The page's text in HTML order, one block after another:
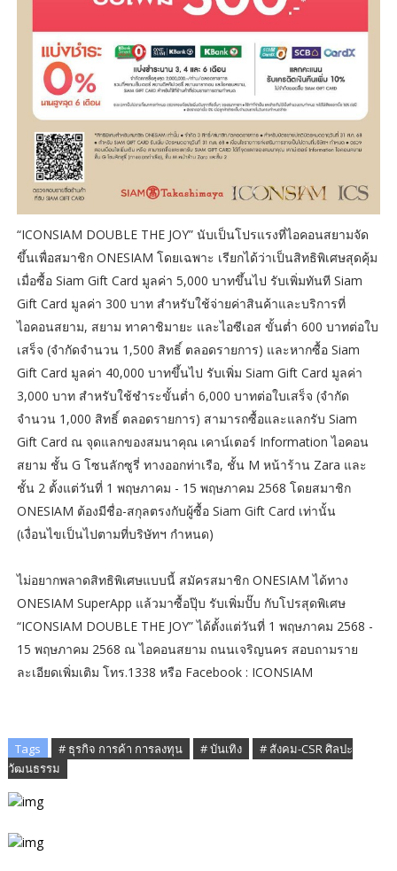
“ICONSIAM DOUBLE THE JOY” นับเป็นโปรแรงที่ไอคอนสยามจัด
ขึ้นเพื่อสมาชิก ONESIAM โดยเฉพาะ เรียกได้ว่าเป็นสิทธิพิเศษสุดคุ้ม
เมื่อซื้อ Siam Gift Card มูลค่า 5,000 บาทขึ้นไป รับเพิ่มทันที Siam
Gift Card มูลค่า 300 บาท สำหรับใช้จ่ายค่าสินค้าและบริการที่
ไอคอนสยาม, สยาม ทาคาชิมายะ และไอซีเอส ขั้นต่ำ 600 บาทต่อใบ
เสร็จ (จำกัดจำนวน 1,500 สิทธิ์ ตลอดรายการ) และหากซื้อ Siam
Gift Card มูลค่า 40,000 บาทขึ้นไป รับเพิ่ม Siam Gift Card มูลค่า
3,000 บาท สำหรับใช้ชำระขั้นต่ำ 6,000 บาทต่อใบเสร็จ (จำกัด
จำนวน 1,000 สิทธิ์ ตลอดรายการ) สามารถซื้อและแลกรับ Siam
Gift Card ณ จุดแลกของสมนาคุณ เคาน์เตอร์ Information ไอคอน
สยาม ชั้น G โซนลักซูรี่ ทางออกท่าเรือ, ชั้น M หน้าร้าน Zara และ
ชั้น 2 ตั้งแต่วันที่ 1 พฤษภาคม - 15 พฤษภาคม 2568 โดยสมาชิก
ONESIAM ต้องมีชื่อ-สกุลตรงกับผู้ซื้อ Siam Gift Card เท่านั้น
(เงื่อนไขเป็นไปตามที่บริษัทฯ กำหนด)
ไม่อยากพลาดสิทธิพิเศษแบบนี้ สมัครสมาชิก ONESIAM ได้ทาง
ONESIAM SuperApp แล้วมาซื้อปุ๊บ รับเพิ่มปั๊บ กับโปรสุดพิเศษ
“ICONSIAM DOUBLE THE JOY” ได้ตั้งแต่วันที่ 1 พฤษภาคม 2568 -
15 พฤษภาคม 2568 ณ ไอคอนสยาม ถนนเจริญนคร สอบถามราย
ละเอียดเพิ่มเติม โทร.1338 หรือ Facebook : ICONSIAM
Tags # ธุรกิจ การค้า การลงทุน # บันเทิง
# สังคม-CSR ศิลปะ
วัฒนธรรม